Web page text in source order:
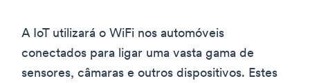
A IoT utilizará o WiFi nos automóveis
conectados para ligar uma vasta gama de
sensores, câmaras e outros dispositivos. Estes